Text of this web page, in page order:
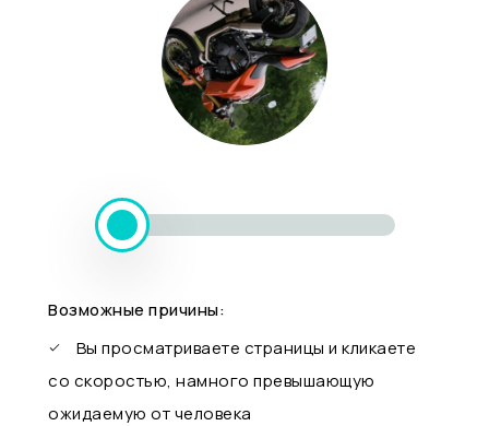
Возможные причины:
Вы просматриваете страницы и кликаете
со скоростью, намного превышающую
ожидаемую от человека